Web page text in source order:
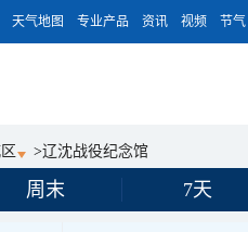
天气地图 专业产品 资讯 视频 节气
>辽沈战役纪念馆
周末 7天